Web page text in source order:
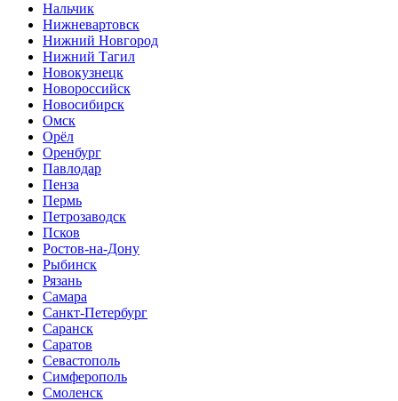
Нальчик
Нижневартовск
Нижний Новгород
Нижний Тагил
Новокузнецк
Новороссийск
Новосибирск
Омск
Орёл
Оренбург
Павлодар
Пенза
Пермь
Петрозаводск
Псков
Ростов-на-Дону
Рыбинск
Рязань
Самара
Санкт-Петербург
Саранск
Саратов
Севастополь
Симферополь
Смоленск